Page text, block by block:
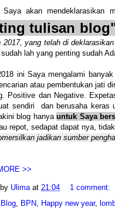
akan mendeklarasikan
tulisan
2017, yang telah di
lah yang penting sudah
ini Saya mengalami
atau pembentukan jati
Positive dan Negative.
sendiri dan berusaha keras
blog hanyauntuk Saya
repot, sedapat dapat nya,
jadikan sumber
>>
Ulima at 21:04
1 comment:
Blog, BPN, Happy new year,